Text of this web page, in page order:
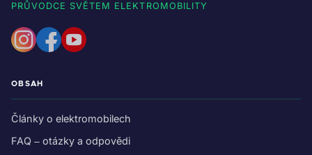
PRŮVODCE SVĚTEM ELEKTROMOBILITY
OBSAH
Články o elektromobilech
FAQ – otázky a odpovědi